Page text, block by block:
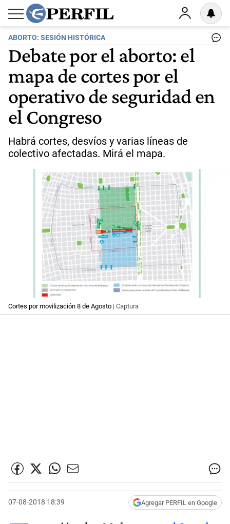
ABORTO: SESIÓN HISTÓRICA
Debate por el aborto: el
mapa de cortes por el
operativo de seguridad en
el Congreso
Habrá cortes, desvíos y varias líneas de
colectivo afectadas. Mirá el mapa.
Cortes por movilización 8 de Agosto | Captura
07-08-2018 18:39 Agregar PERFIL en Google